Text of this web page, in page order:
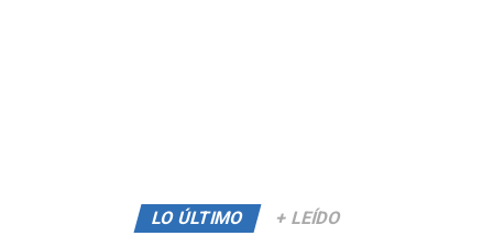
LO ÚLTIMO + LEÍDO